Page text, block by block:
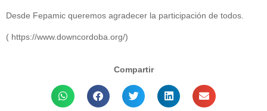
Desde Fepamic queremos agradecer la participación de todos.
( https://www.downcordoba.org/)
Compartir